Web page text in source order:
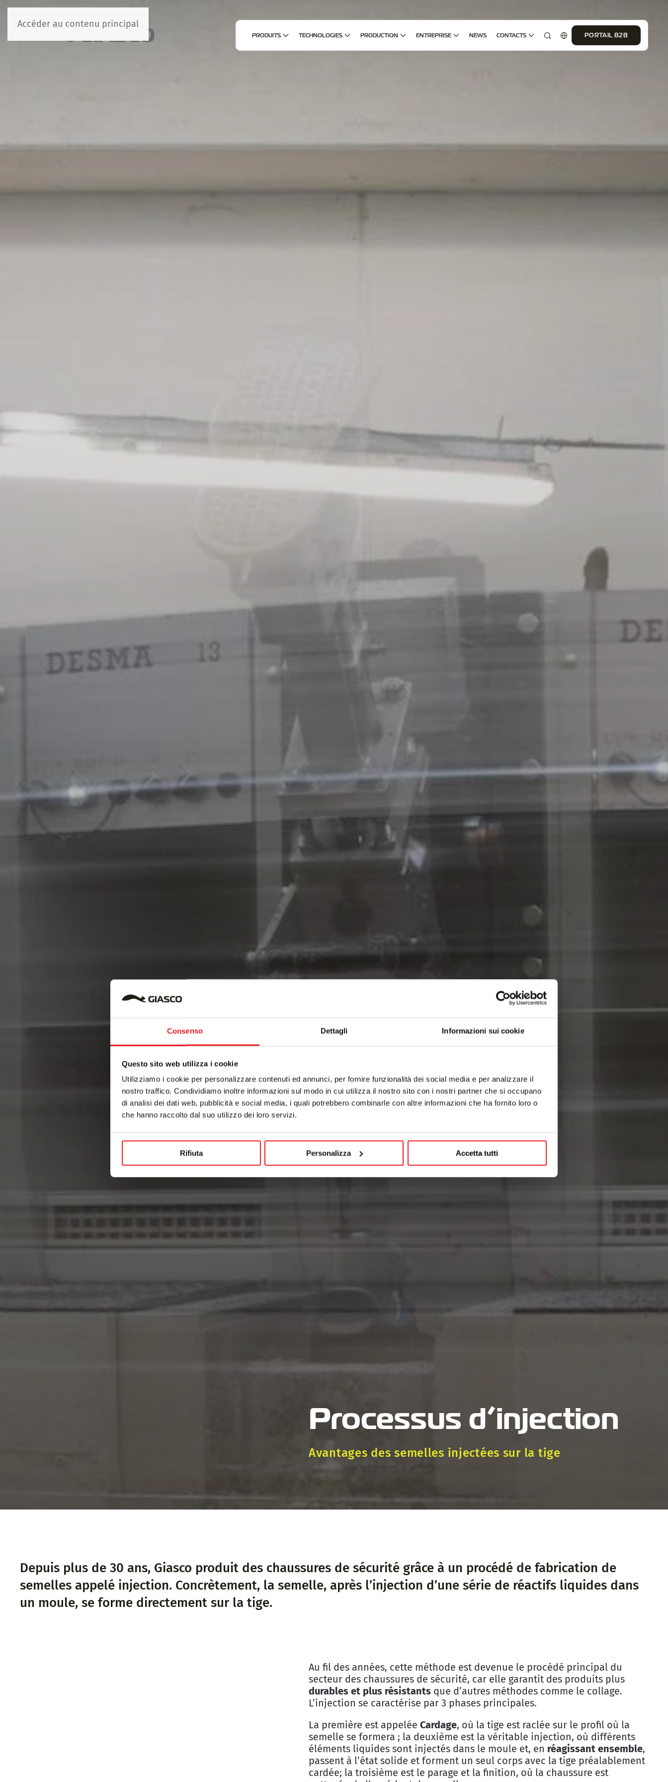
Consenso Dettagli Informazioni sui cookie
Questo sito web utilizza i cookie
Utilizziamo i cookie per personalizzare contenuti ed annunci, per fornire funzionalità dei social media e per analizzare il
nostro traffico. Condividiamo inoltre informazioni sul modo in cui utilizza il nostro sito con i nostri partner che si occupano
di analisi dei dati web, pubblicità e social media, i quali potrebbero combinarle con altre informazioni che ha fornito loro o
che hanno raccolto dal suo utilizzo dei loro servizi.
Rifiuta Personalizza Accetta tutti
Accéder au contenu principal
PRODUITS TECHNOLOGIES PRODUCTION ENTREPRISE NEWS CONTACTS PORTAIL B2B
Processus d’injection
Avantages des semelles injectées sur la tige
Depuis plus de 30 ans, Giasco produit des chaussures de sécurité grâce à un procédé de fabrication de
semelles appelé injection. Concrètement, la semelle, après l’injection d’une série de réactifs liquides dans
un moule, se forme directement sur la tige.
Au fil des années, cette méthode est devenue le procédé principal du
secteur des chaussures de sécurité, car elle garantit des produits plus
durables et plus résistants que d’autres méthodes comme le collage.
L’injection se caractérise par 3 phases principales.
La première est appelée Cardage, où la tige est raclée sur le profil où la
semelle se formera ; la deuxième est la véritable injection, où différents
éléments liquides sont injectés dans le moule et, en réagissant ensemble,
passent à l’état solide et forment un seul corps avec la tige préalablement
cardée; la troisième est le parage et la finition, où la chaussure est